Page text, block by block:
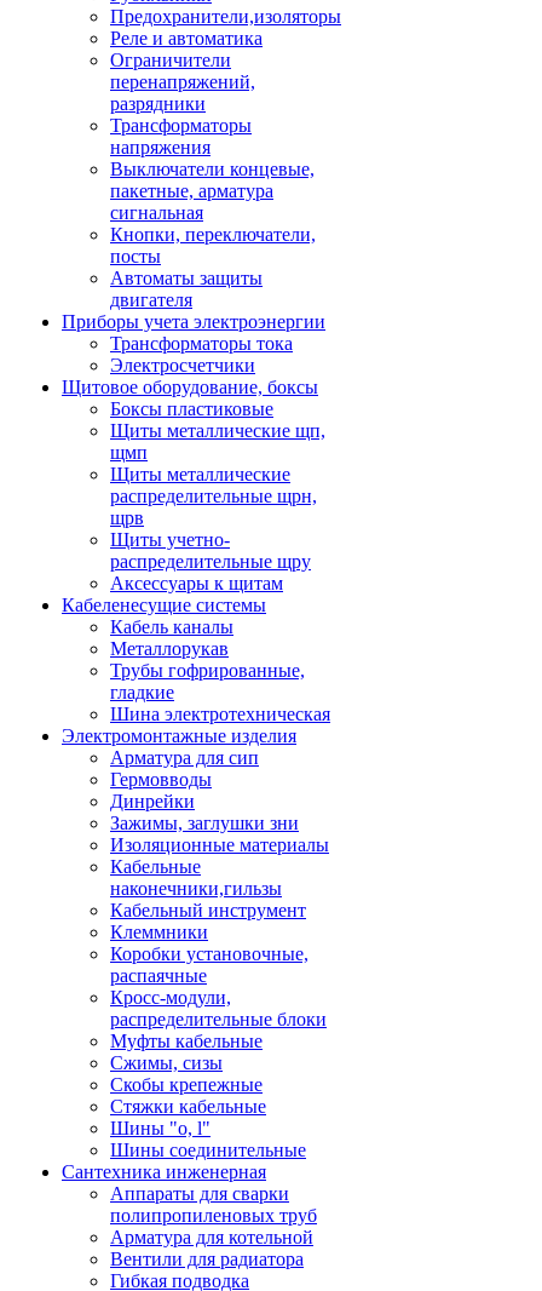
Предохранители,изоляторы
Реле и автоматика
Ограничители
перенапряжений,
разрядники
Трансформаторы
напряжения
Выключатели концевые,
пакетные, арматура
сигнальная
Кнопки, переключатели,
посты
Автоматы защиты
двигателя
Приборы учета электроэнергии
Трансформаторы тока
Электросчетчики
Щитовое оборудование, боксы
Боксы пластиковые
Щиты металлические щп,
щмп
Щиты металлические
распределительные щрн,
щрв
Щиты учетно-
распределительные щру
Аксессуары к щитам
Кабеленесущие системы
Кабель каналы
Металлорукав
Трубы гофрированные,
гладкие
Шина электротехническая
Электромонтажные изделия
Арматура для сип
Гермовводы
Динрейки
Зажимы, заглушки зни
Изоляционные материалы
Кабельные
наконечники,гильзы
Кабельный инструмент
Клеммники
Коробки установочные,
распаячные
Кросс-модули,
распределительные блоки
Муфты кабельные
Сжимы, сизы
Скобы крепежные
Стяжки кабельные
Шины "o, l"
Шины соединительные
Сантехника инженерная
Аппараты для сварки
полипропиленовых труб
Арматура для котельной
Вентили для радиатора
Гибкая подводка